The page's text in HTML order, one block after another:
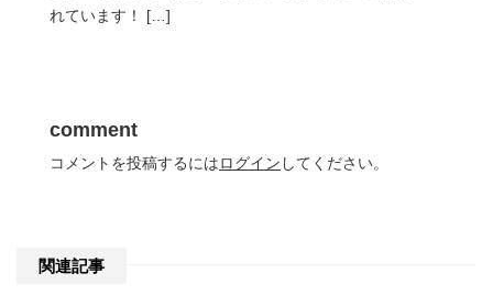
れています！ […]
comment
コメントを投稿するにはログイン してください。
関連記事